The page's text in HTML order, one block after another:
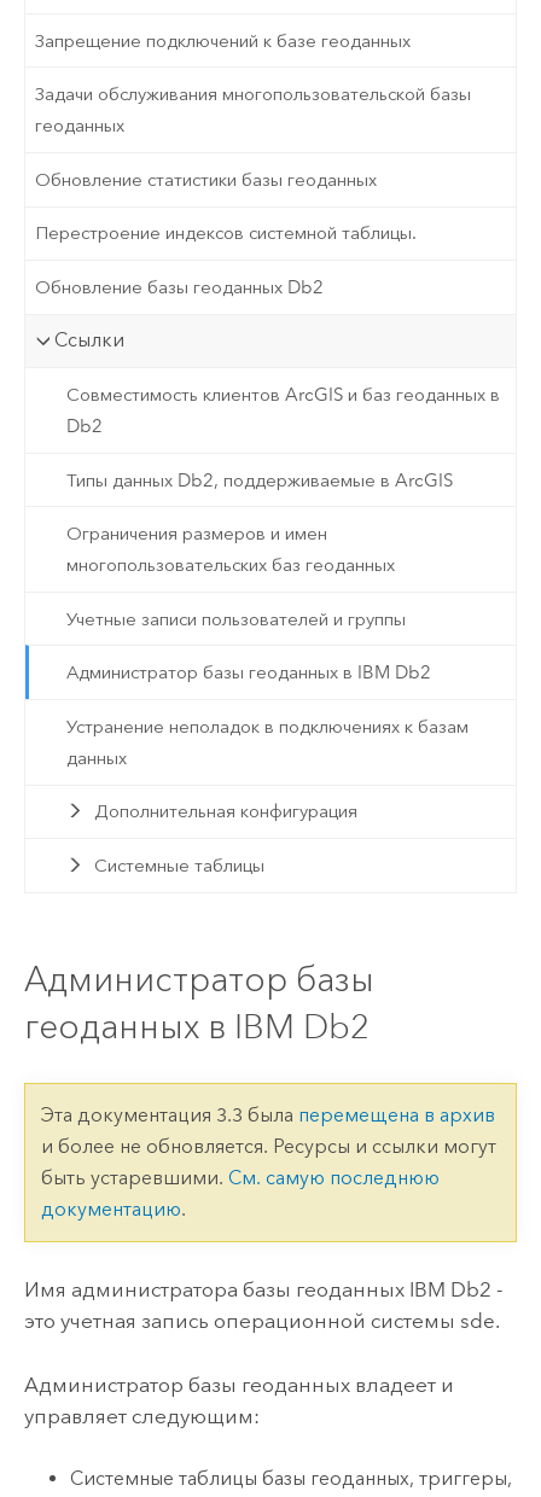
Запрещение подключений к базе геоданных
Задачи обслуживания многопользовательской базы
геоданных
Обновление статистики базы геоданных
Перестроение индексов системной таблицы.
Обновление базы геоданных Db2
Ссылки
Совместимость клиентов ArcGIS и баз геоданных в
Db2
Типы данных Db2, поддерживаемые в ArcGIS
Ограничения размеров и имен
многопользовательских баз геоданных
Учетные записи пользователей и группы
Администратор базы геоданных в IBM Db2
Устранение неполадок в подключениях к базам
данных
Дополнительная конфигурация
Системные таблицы
Администратор базы
геоданных в IBM Db2
Эта документация 3.3 была перемещена в архив
и более не обновляется. Ресурсы и ссылки могут
быть устаревшими. См. самую последнюю
документацию.
Имя администратора базы геоданных IBM Db2 -
это учетная запись операционной системы sde.
Администратор базы геоданных владеет и
управляет следующим:
Системные таблицы базы геоданных, триггеры,